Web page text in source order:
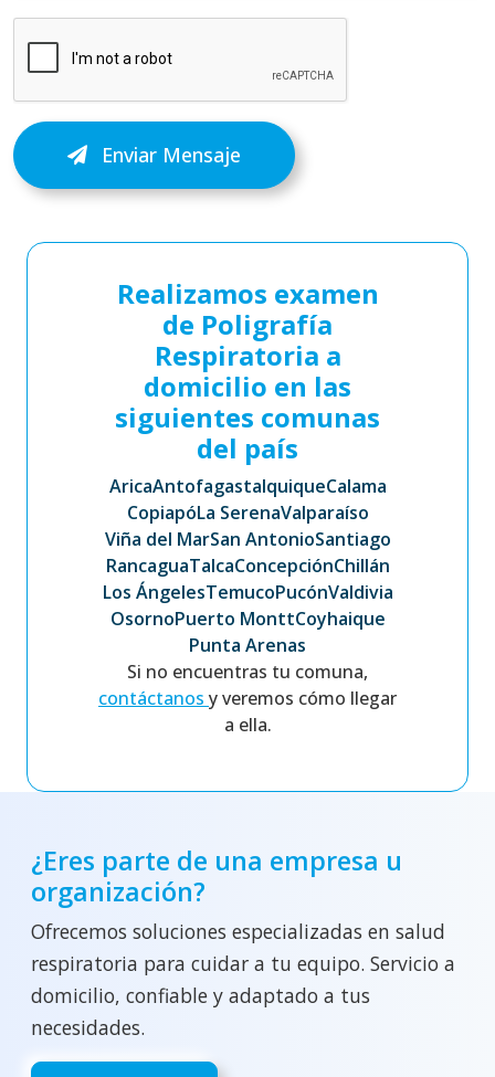
Enviar Mensaje
Realizamos examen
de Poligrafía
Respiratoria a
domicilio en las
siguientes comunas
del país
AricaAntofagastaIquiqueCalama
CopiapóLa SerenaValparaíso
Viña del MarSan AntonioSantiago
RancaguaTalcaConcepciónChillán
Los ÁngelesTemucoPucónValdivia
OsornoPuerto MonttCoyhaique
Punta Arenas
Si no encuentras tu comuna,
contáctanos y veremos cómo llegar
a ella.
¿Eres parte de una empresa u
organización?
Ofrecemos soluciones especializadas en salud
respiratoria para cuidar a tu equipo. Servicio a
domicilio, confiable y adaptado a tus
necesidades.